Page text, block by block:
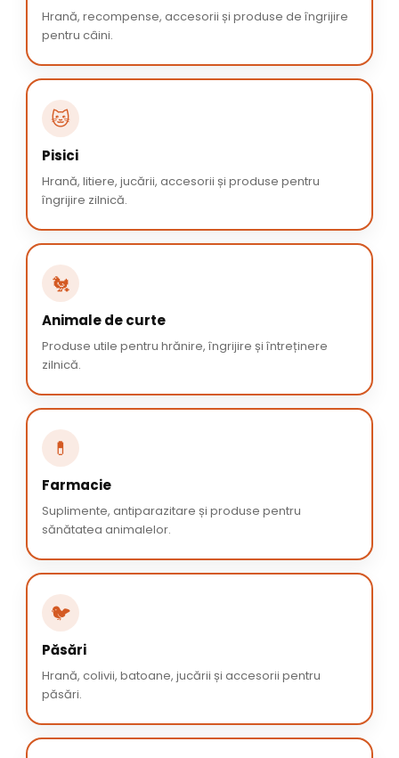
Hrană, recompense, accesorii și produse de îngrijire
pentru câini.
🐱
Pisici
Hrană, litiere, jucării, accesorii și produse pentru
îngrijire zilnică.
🐔
Animale de curte
Produse utile pentru hrănire, îngrijire și întreținere
zilnică.
💊
Farmacie
Suplimente, antiparazitare și produse pentru
sănătatea animalelor.
🐦
Păsări
Hrană, colivii, batoane, jucării și accesorii pentru
păsări.